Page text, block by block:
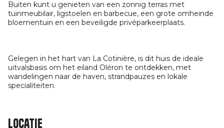
Buiten kunt u genieten van een zonnig terras met
tuinmeubilair, ligstoelen en barbecue, een grote omheinde
bloementuin en een beveiligde privéparkeerplaats.
Gelegen in het hart van La Cotinière, is dit huis de ideale
uitvalsbasis om het eiland Oléron te ontdekken, met
wandelingen naar de haven, strandpauzes en lokale
specialiteiten.
Locatie